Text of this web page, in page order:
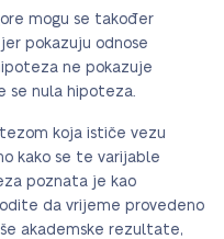
mogu se također
pokazuju odnose
ne pokazuje
se nula hipoteza.
koja ističe vezu
kako se te varijable
poznata je kao
da vrijeme provedeno
akademske rezultate,